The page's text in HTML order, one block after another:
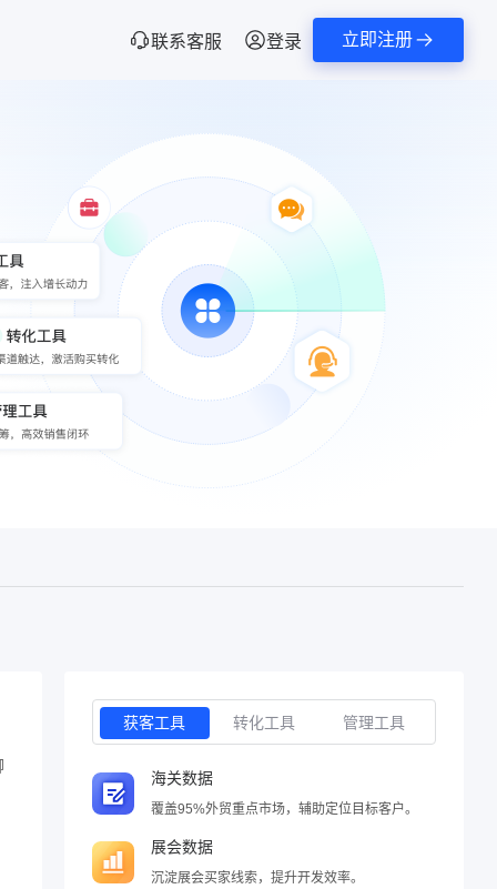
联系客服 登录 立即注册
获客工具 转化工具 管理工具
海关数据
覆盖95%外贸重点市场，辅助定位目标客户。
展会数据
沉淀展会买家线索，提升开发效率。